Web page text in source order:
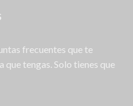
frecuentes que te
que tengas. Solo tienes que